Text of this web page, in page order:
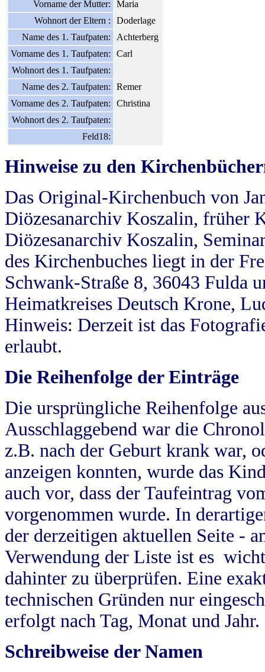
Vorname der Mutter:
Maria
Wohnort der Eltern :
Doderlage
Name des 1. Taufpaten:
Achterberg
Vorname des 1. Taufpaten:
Carl
Wohnort des 1. Taufpaten:
Name des 2. Taufpaten:
Remer
Vorname des 2. Taufpaten:
Christina
Wohnort des 2. Taufpaten:
Feld18:
Hinweise zu den
Das Original-Kirchenbuch von
Diözesanarchiv Koszalin, früher
Diözesanarchiv Koszalin,
des Kirchenbuches liegt in der
Schwank-Straße 8, 36043 Fulda
Heimatkreises Deutsch Krone,
Hinweis: Derzeit ist das
erlaubt.
Die Reihenfolge der Einträge
Die ursprüngliche Reihenfolge
Ausschlaggebend war die
z.B. nach der Geburt krank war,
anzeigen konnten, wurde das
auch vor, dass der Taufeintrag
vorgenommen wurde. In
der derzeitigen aktuellen Seite -
Verwendung der Liste ist es
dahinter zu überprüfen. Eine
technischen Gründen nur
erfolgt nach Tag, Monat und Jahr.
Schreibweise der Namen